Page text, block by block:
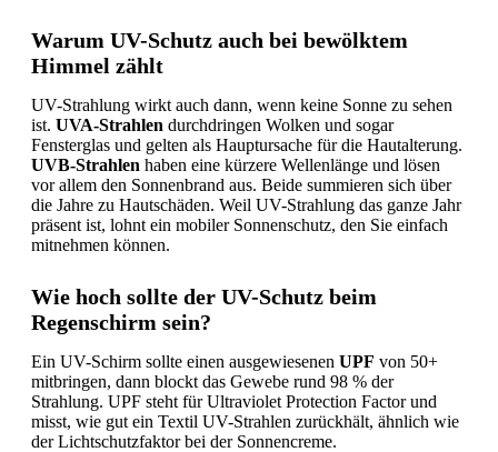
Warum UV-Schutz auch bei bewölktem
Himmel zählt
UV-Strahlung wirkt auch dann, wenn keine Sonne zu sehen
ist. UVA-Strahlen durchdringen Wolken und sogar
Fensterglas und gelten als Hauptursache für die Hautalterung.
UVB-Strahlen haben eine kürzere Wellenlänge und lösen
vor allem den Sonnenbrand aus. Beide summieren sich über
die Jahre zu Hautschäden. Weil UV-Strahlung das ganze Jahr
präsent ist, lohnt ein mobiler Sonnenschutz, den Sie einfach
mitnehmen können.
Wie hoch sollte der UV-Schutz beim
Regenschirm sein?
Ein UV-Schirm sollte einen ausgewiesenen UPF von 50+
mitbringen, dann blockt das Gewebe rund 98 % der
Strahlung. UPF steht für Ultraviolet Protection Factor und
misst, wie gut ein Textil UV-Strahlen zurückhält, ähnlich wie
der Lichtschutzfaktor bei der Sonnencreme.